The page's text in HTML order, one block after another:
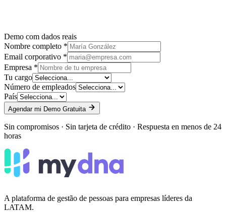
Demo com dados reais
Nombre completo *
Email corporativo *
Empresa *
Tu cargo
Número de empleados
País
Agendar mi Demo Gratuita
Sin compromisos · Sin tarjeta de crédito · Respuesta en menos de 24
horas
A plataforma de gestão de pessoas para empresas líderes da
LATAM.